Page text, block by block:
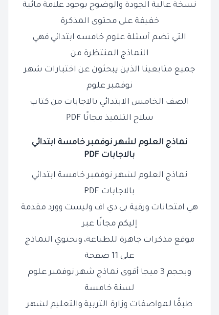
نسخة عالية الجودة والوضوح بوجود علامة مائية
خفيفة على محتوى المذكرة
التي تضم أسئلة علوم خامسه ابتدائي فهي
النماذج المنتظرة من
جميع متابعينا الذين يبحثون عن اختبارات شهر
نوفمبر علوم
الصف الخامس الابتدائي بالاجابات من كتاب
سلاح التلميذ مجانًا PDF
نماذج العلوم لشهر نوفمبر خامسة ابتدائي
بالاجابات PDF
نماذج العلوم لشهر نوفمبر خامسة ابتدائي
بالاجابات PDF
هي امتحانات ورقية بي دي اف وليست وورد مقدمة
إليكم مجانًا عبر
موقع مذكرات جاهزة للطباعة، وتحتوي النماذج
على 11 صفحة
وبحجم 3 ميجا أقوى نماذج شهر نوفمبر علوم
لسنة خامسة
طبقًا لمواصفات وزارة التربية والتعليم لشهر